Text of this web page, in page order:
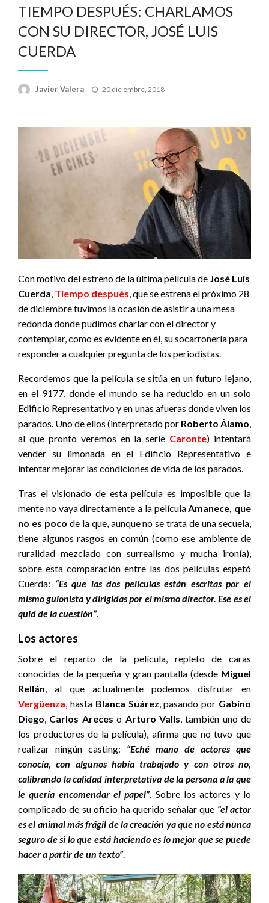
TIEMPO DESPUÉS: CHARLAMOS
CON SU DIRECTOR, JOSÉ LUIS
CUERDA
Javier Valera
Publicado
20 diciembre, 2018
Con motivo del estreno de la última película de José Luis
Cuerda, Tiempo después, que se estrena el próximo 28
de diciembre tuvimos la ocasión de asistir a una mesa
redonda donde pudimos charlar con el director y
contemplar, como es evidente en él, su socarronería para
responder a cualquier pregunta de los periodistas.
Recordemos que la película se sitúa en un futuro lejano,
en el 9177, donde el mundo se ha reducido en un solo
Edificio Representativo y en unas afueras donde viven los
parados. Uno de ellos (interpretado por Roberto Álamo,
al que pronto veremos en la serie Caronte) intentará
vender su limonada en el Edificio Representativo e
intentar mejorar las condiciones de vida de los parados.
Tras el visionado de esta película es imposible que la
mente no vaya directamente a la películaAmanece, que
no es poco de la que, aunque no se trata de una secuela,
tiene algunos rasgos en común (como ese ambiente de
ruralidad mezclado con surrealismo y mucha ironía),
sobre esta comparación entre las dos películas espetó
Cuerda: “Es que las dos películas están escritas por el
mismo guionista y dirigidas por el mismo director. Ese es el
quid de la cuestión”.
Los actores
Sobre el reparto de la película, repleto de caras
conocidas de la pequeña y gran pantalla (desde Miguel
Rellán, al que actualmente podemos disfrutar en
Vergüenza, hasta Blanca Suárez, pasando por Gabino
Diego, Carlos Areces o Arturo Valls, también uno de
los productores de la película), afirma que no tuvo que
realizar ningún casting: “Eché mano de actores que
conocía, con algunos había trabajado y con otros no,
calibrando la calidad interpretativa de la persona a la que
le quería encomendar el papel”. Sobre los actores y lo
complicado de su oficio ha querido señalar que “el actor
es el animal más frágil de la creación ya que no está nunca
seguro de si lo que está haciendo es lo mejor que se puede
hacer a partir de un texto”.